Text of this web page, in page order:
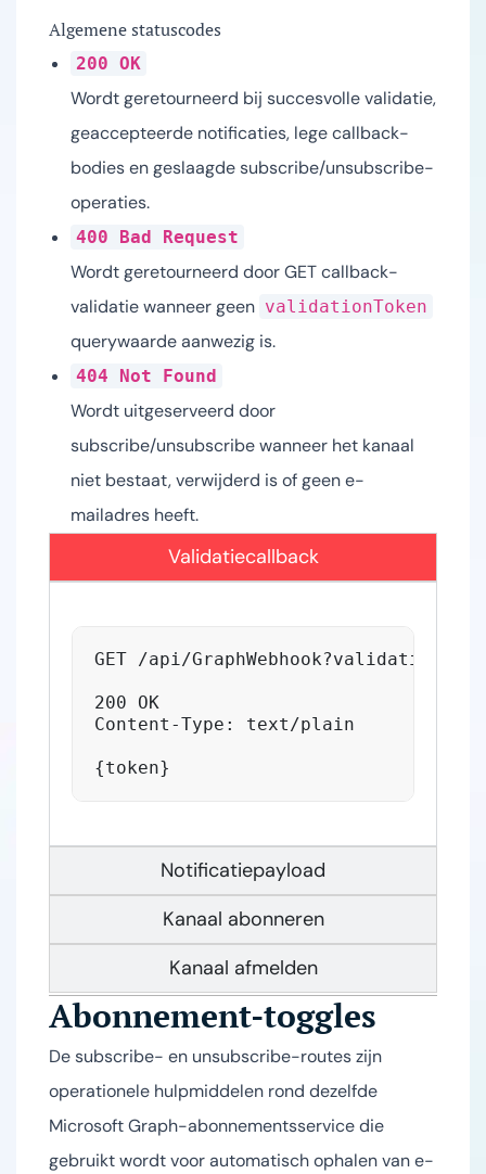
Algemene statuscodes
200 OK
Wordt geretourneerd bij succesvolle validatie,
geaccepteerde notificaties, lege callback-
bodies en geslaagde subscribe/unsubscribe-
operaties.
400 Bad Request
Wordt geretourneerd door GET callback-
validatie wanneer geen validationToken
querywaarde aanwezig is.
404 Not Found
Wordt uitgeserveerd door
subscribe/unsubscribe wanneer het kanaal
niet bestaat, verwijderd is of geen e-
mailadres heeft.
Validatiecallback
GET /api/
200 OK
Content-Type: text/plain
{token}
Notificatiepayload
Kanaal abonneren
Kanaal afmelden
Abonnement-toggles
De subscribe- en unsubscribe-routes zijn
operationele hulpmiddelen rond dezelfde
Microsoft Graph-abonnementsservice die
gebruikt wordt voor automatisch ophalen van e-